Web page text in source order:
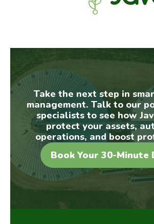
Take the next step in
management. Talk to our
specialists to see how
protect your assets,
operations, and boost
Book Your 30-Minute